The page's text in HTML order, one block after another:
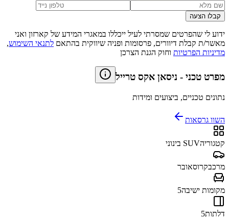
קבלו הצעה
ידוע לי שהפרטים שמסרתי לעיל ייכללו במאגרי המידע של קארזון ואני
מאשר/ת קבלת דיוורים, פרסומות ופניה שיווקית בהתאם לתנאי השימוש,
מדיניות הפרטיות וחוק הגנת הצרכן
מפרט טכני - ניסאן אקס טרייל
נתונים טכניים, ביצועים ומידות
השוו גרסאות
קטגוריהSUV בינוני
מרכבקרוסאובר
מקומות ישיבה5
דלתות5